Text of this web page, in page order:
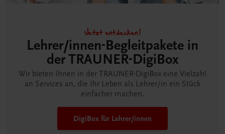
Jetzt entdecken!
Lehrer/innen-Begleitpakete in
der TRAUNER-DigiBox
Wir bieten Ihnen in der TRAUNER-DigiBox eine Vielzahl
an Services an, die Ihr Leben als Lehrer/in ein Stück
einfacher machen.
DigiBox für Lehrer/innen